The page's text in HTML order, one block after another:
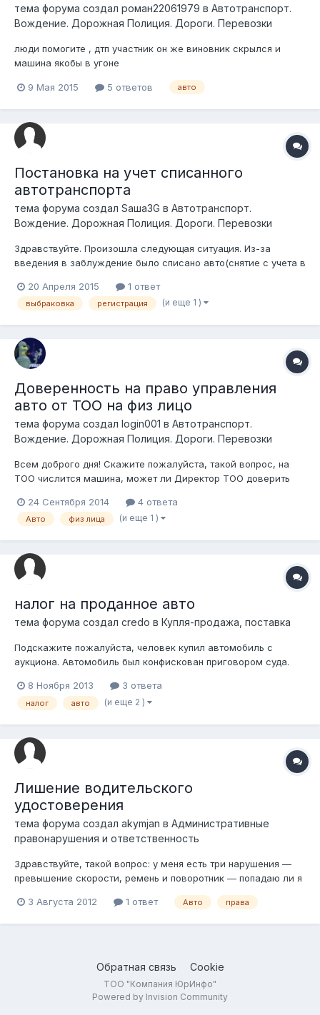
тема форума создал роман22061979 в Автотранспорт.
Вождение. Дорожная Полиция. Дороги. Перевозки
люди помогите , дтп участник он же виновник скрылся и
машина якобы в угоне
9 Мая 2015 5 ответов авто
Постановка на учет списанного
автотранспорта
тема форума создал Sаша3G в Автотранспорт.
Вождение. Дорожная Полиция. Дороги. Перевозки
Здравствуйте. Произошла следующая ситуация. Из-за
введения в заблуждение было списано авто(снятие с учета в
невредимо, имеются "хозяева", которые его используют и
желают его зарегистрировать. Возможно ли его снова
20 Апреля 2015 1 ответ
выбраковка регистрация (и еще 1 )
Доверенность на право управления
авто от ТОО на физ лицо
тема форума создал login001 в Автотранспорт.
Вождение. Дорожная Полиция. Дороги. Перевозки
Всем доброго дня! Скажите пожалуйста, такой вопрос, на
ТОО числится машина, может ли Директор ТОО доверить
доверенностью, с печатью ТОО и подписью)? Заранее
спасибо за ответ!
24 Сентября 2014 4 ответа
Авто физ лица (и еще 1 )
налог на проданное авто
тема форума создал credo в Купля-продажа, поставка
Подскажите пожалуйста, человек купил автомобиль с
аукциона. Автомобиль был конфискован приговором суда.
все потом сняты. При попытки перегистрации автомобиля
ЦОН отказал, сказав, что нужна справка об уплате налогов.
8 Ноября 2013 3 ответа
налог авто (и еще 2 )
Лишение водительского
удостоверения
тема форума создал akymjan в Административные
правонарушения и ответственность
Здравствуйте, такой вопрос: у меня есть три нарушения —
превышение скорости, ремень и поворотник — попадаю ли я
3 Августа 2012
1 ответ Авто права
Обратная связь Cookie
ТОО "Компания ЮрИнфо"
Powered by Invision Community